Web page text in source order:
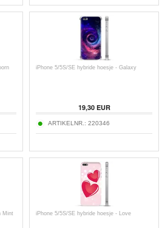
iPhone 5/5S/SE hybride hoesje - Galaxy
19,30EUR
ARTIKELNR.: 220346
Mint iPhone 5/5S/SE hybride hoesje - Love